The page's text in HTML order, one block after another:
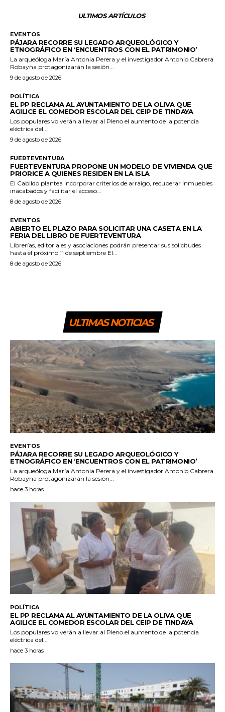
ULTIMOS ARTÍCULOS
EVENTOS
PÁJARA RECORRE SU LEGADO ARQUEOLÓGICO Y
ETNOGRÁFICO EN ‘ENCUENTROS CON EL PATRIMONIO’
La arqueóloga María Antonia Perera y el investigador Antonio Cabrera
Robayna protagonizarán la sesión...
9 de agosto de 2026
POLÍTICA
EL PP RECLAMA AL AYUNTAMIENTO DE LA OLIVA QUE
AGILICE EL COMEDOR ESCOLAR DEL CEIP DE TINDAYA
Los populares volverán a llevar al Pleno el aumento de la potencia
eléctrica del...
9 de agosto de 2026
FUERTEVENTURA
FUERTEVENTURA PROPONE UN MODELO DE VIVIENDA QUE
PRIORICE A QUIENES RESIDEN EN LA ISLA
El Cabildo plantea incorporar criterios de arraigo, recuperar inmuebles
inacabados y facilitar el acceso...
8 de agosto de 2026
EVENTOS
ABIERTO EL PLAZO PARA SOLICITAR UNA CASETA EN LA
FERIA DEL LIBRO DE FUERTEVENTURA
Librerías, editoriales y asociaciones podrán presentar sus solicitudes
hasta el próximo 11 de septiembre El...
8 de agosto de 2026
ULTIMAS NOTICIAS
EVENTOS
PÁJARA RECORRE SU LEGADO ARQUEOLÓGICO Y
ETNOGRÁFICO EN ‘ENCUENTROS CON EL PATRIMONIO’
La arqueóloga María Antonia Perera y el investigador Antonio Cabrera
Robayna protagonizarán la sesión...
hace 3 horas
POLÍTICA
EL PP RECLAMA AL AYUNTAMIENTO DE LA OLIVA QUE
AGILICE EL COMEDOR ESCOLAR DEL CEIP DE TINDAYA
Los populares volverán a llevar al Pleno el aumento de la potencia
eléctrica del...
hace 3 horas